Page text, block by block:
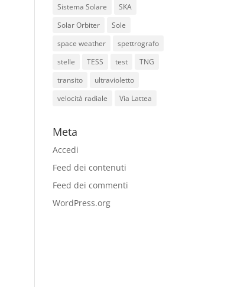
Sistema Solare
SKA
Solar Orbiter
Sole
space weather
spettrografo
stelle
TESS test
TNG
transito
ultravioletto
velocità radiale
Via Lattea
Meta
Accedi
Feed dei contenuti
Feed dei commenti
WordPress.org